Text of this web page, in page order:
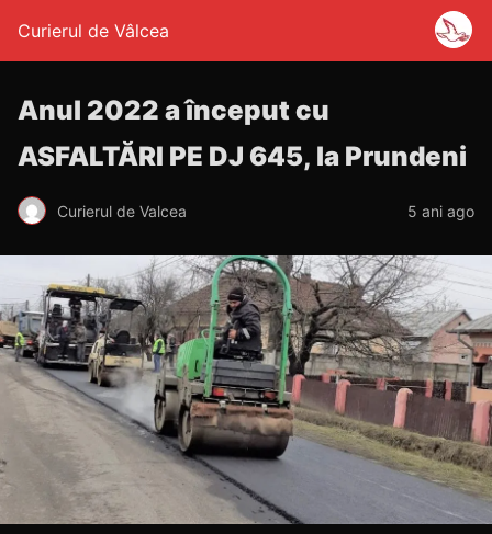
Curierul de Vâlcea
Anul 2022 a început cu
ASFALTĂRI PE DJ 645, la Prundeni
Curierul de Valcea 5 ani ago